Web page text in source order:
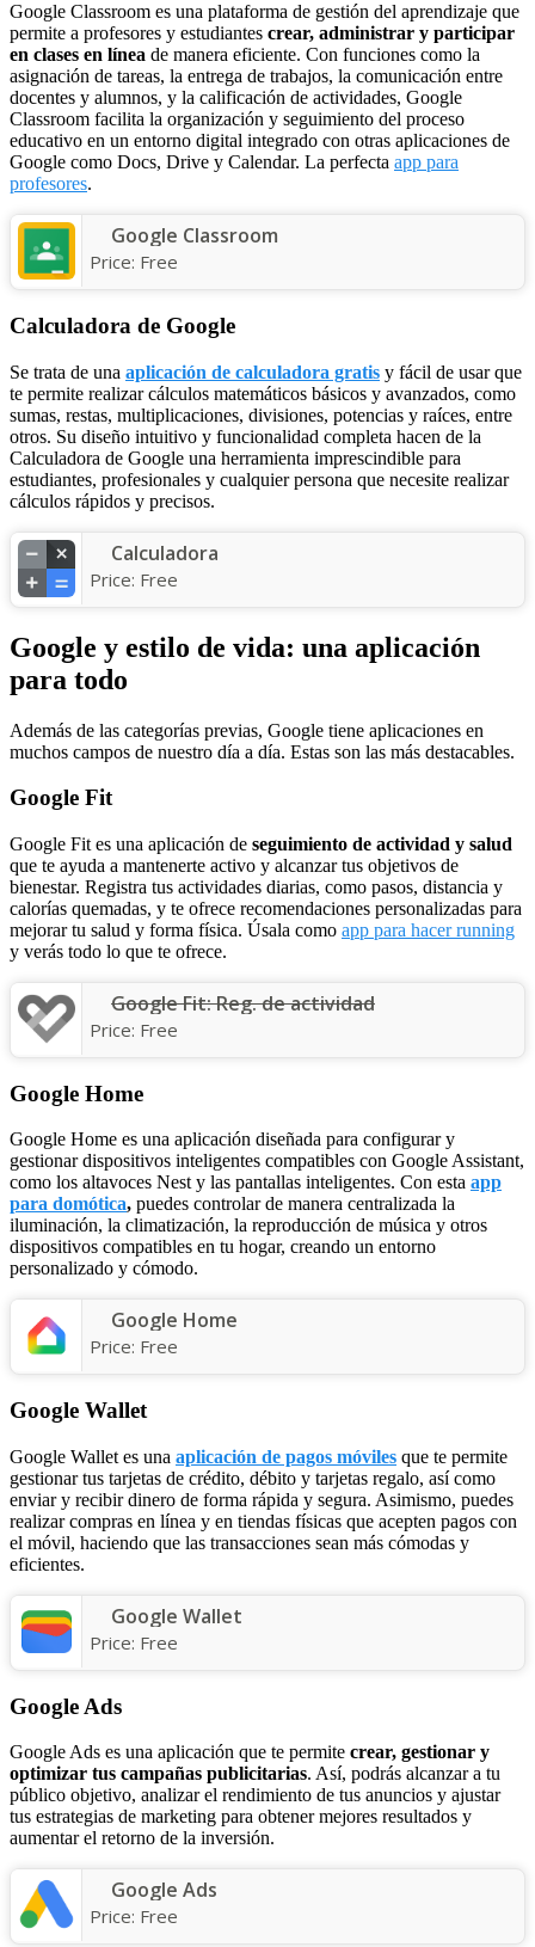
Google Classroom es una plataforma de gestión del aprendizaje que
permite a profesores y estudiantes crear, administrar y participar
en clases en línea de manera eficiente. Con funciones como la
asignación de tareas, la entrega de trabajos, la comunicación entre
docentes y alumnos, y la calificación de actividades, Google
Classroom facilita la organización y seguimiento del proceso
educativo en un entorno digital integrado con otras aplicaciones de
Google como Docs, Drive y Calendar. La perfecta app para
profesores.
Google Classroom
Price: Free
Calculadora de Google
Se trata de una aplicación de calculadora gratis y fácil de usar que
te permite realizar cálculos matemáticos básicos y avanzados, como
sumas, restas, multiplicaciones, divisiones, potencias y raíces, entre
otros. Su diseño intuitivo y funcionalidad completa hacen de la
Calculadora de Google una herramienta imprescindible para
estudiantes, profesionales y cualquier persona que necesite realizar
cálculos rápidos y precisos.
Calculadora
Price: Free
Google y estilo de vida: una aplicación
para todo
Además de las categorías previas, Google tiene aplicaciones en
muchos campos de nuestro día a día. Estas son las más destacables.
Google Fit
Google Fit es una aplicación de seguimiento de actividad y salud
que te ayuda a mantenerte activo y alcanzar tus objetivos de
bienestar. Registra tus actividades diarias, como pasos, distancia y
calorías quemadas, y te ofrece recomendaciones personalizadas para
mejorar tu salud y forma física. Úsala como app para hacer running
y verás todo lo que te ofrece.
Google Fit: Reg. de actividad
Price: Free
Google Home
Google Home es una aplicación diseñada para configurar y
gestionar dispositivos inteligentes compatibles con Google Assistant,
como los altavoces Nest y las pantallas inteligentes. Con esta app
para domótica, puedes controlar de manera centralizada la
iluminación, la climatización, la reproducción de música y otros
dispositivos compatibles en tu hogar, creando un entorno
personalizado y cómodo.
Google Home
Price: Free
Google Wallet
Google Wallet es una aplicación de pagos móviles que te permite
gestionar tus tarjetas de crédito, débito y tarjetas regalo, así como
enviar y recibir dinero de forma rápida y segura. Asimismo, puedes
realizar compras en línea y en tiendas físicas que acepten pagos con
el móvil, haciendo que las transacciones sean más cómodas y
eficientes.
Google Wallet
Price: Free
Google Ads
Google Ads es una aplicación que te permite crear, gestionar y
optimizar tus campañas publicitarias. Así, podrás alcanzar a tu
público objetivo, analizar el rendimiento de tus anuncios y ajustar
tus estrategias de marketing para obtener mejores resultados y
aumentar el retorno de la inversión.
Google Ads
Price: Free